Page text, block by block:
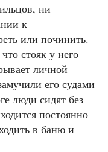
ни
к
или починить.
стояк у него
личной
его судами
люди сидят без
постоянно
в баню и